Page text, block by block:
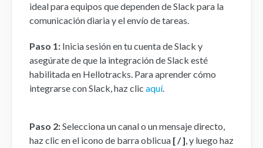
Perspectivas
Ajustes y Permisos
Aplicación Móvil
Contacto
ideal para equipos que dependen de Slack para la
comunicación diaria y el envío de tareas.
Paso 1: Inicia sesión en tu cuenta de Slack y
asegúrate de que la integración de Slack esté
habilitada en Hellotracks. Para aprender cómo
integrarse con Slack, haz clic aquí.
Paso 2:Selecciona un canal o un mensaje directo,
haz clic en el icono de barra oblicua [ / ], y luego haz